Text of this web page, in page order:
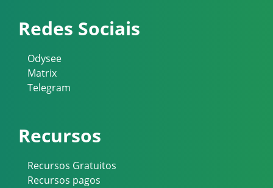
Redes Sociais
Odysee
Matrix
Telegram
Recursos
Recursos Gratuitos
Recursos pagos